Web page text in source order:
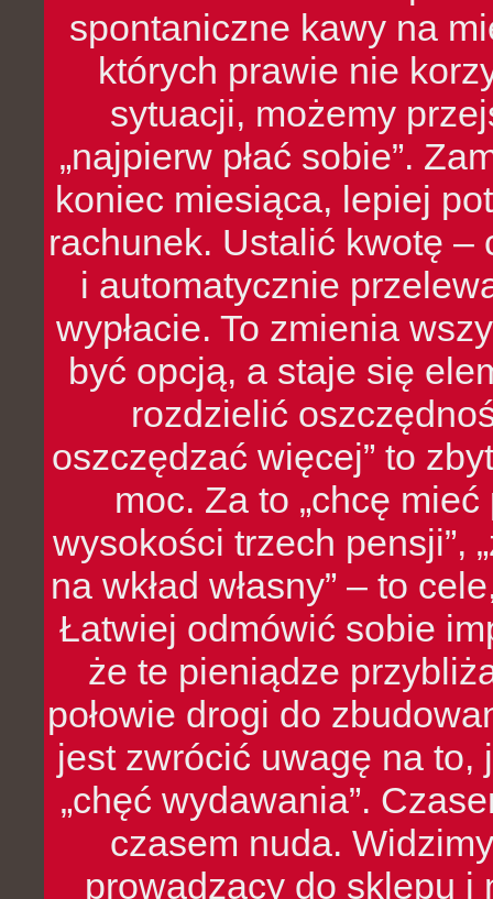
spontaniczne kawy na
których prawie nie
sytuacji, możemy
„najpierw płać sobie”.
koniec miesiąca, lepiej
rachunek. Ustalić kwotę
i automatycznie
wypłacie. To zmienia
być opcją, a staje się
rozdzielić
oszczędzać więcej” to
moc. Za to „chcę
wysokości trzech pensji”,
na wkład własny” – to
Łatwiej odmówić sobie
że te pieniądze
połowie drogi do
jest zwrócić uwagę na to,
„chęć wydawania”.
czasem nuda.
prowadzący do sklepu i